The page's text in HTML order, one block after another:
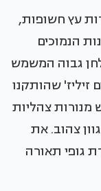
עץ חשופות,
הנמוכים
גבוה המשמש
זיליז' שהותקנו
מנורות צהליות
צהוב. את
גופי תאורה